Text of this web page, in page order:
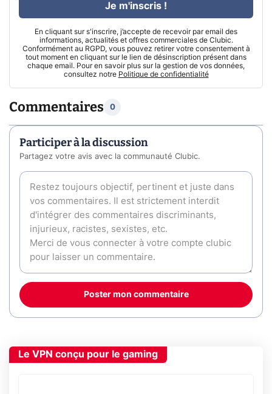
En cliquant sur s'inscrire, j’accepte de recevoir par email des
informations, actualités et offres commerciales de Clubic.
Conformément au RGPD, vous pouvez retirer votre consentement à
tout moment en cliquant sur le lien de désinscription présent dans
chaque email. Pour en savoir plus sur la gestion de vos données,
consultez notre Politique de confidentialité
Je m'inscris !
Commentaires 0
Participer à la discussion
Partagez votre avis avec la communauté Clubic.
Poster mon commentaire
Le VPN conçu pour le gaming